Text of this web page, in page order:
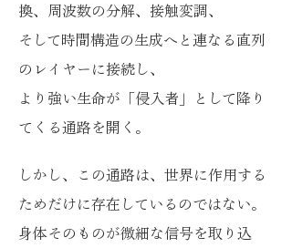
換、周波数の分解、接触変調、
そして時間構造の生成へと連なる直列
のレイヤーに接続し、
より強い生命が「侵入者」として降り
てくる通路を開く。
しかし、この通路は、世界に作用する
ためだけに存在しているのではない。
身体そのものが微細な信号を取り込